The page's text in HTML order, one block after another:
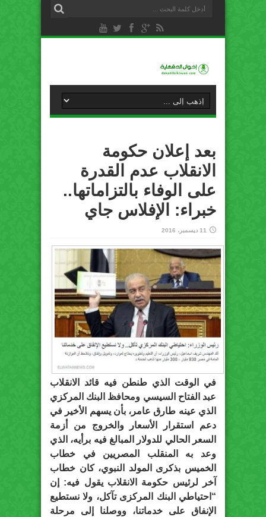
بعد إعلان حكومة
الانقلاب عدم القدرة
على الوفاء بالتزاماتها..
خبراء: الإفلاس جاي
11 ديسمبر، 2016
في الوقت الذي طنطن فيه قائد الانقلاب
عبد الفتاح السيسي ومحافظ البنك المركزي
الذي عينه طارق عامر، بأن يسهم الأخير في
دعم استقرار الأسعار والخروج من أزمة
السعر الحالي للدولار المبالغ فيه برأيه، الذي
وعد به المنقلب المصريين في خطاب
الخميس بذكرى المولد النبوي، كان خطاب
آخر لرئيس حكومة الانقلاب يقول فيه: إن
“احتياطي البنك المركزى تآكل، ولا نستطيع
الإنفاق على خدماتنا، ووصلنا إلى مرحلة